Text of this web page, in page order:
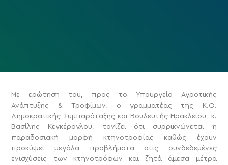
Mε ερώτηση του, προς το Υπουργείο Αγροτικής
Ανάπτυξης & Τροφίμων, ο γραμματέας της Κ.Ο.
Δημοκρατικής Συμπαράταξης και Βουλευτής Ηρακλείου, κ.
Βασίλης Κεγκέρογλου, τονίζει ότι συρρικνώνεται η
παραδοσιακή μορφή κτηνοτροφίας καθώς έχουν
προκύψει μεγάλα προβλήματα στις συνδεδεμένες
ενισχύσεις των κτηνοτρόφων και ζητά άμεσα μέτρα